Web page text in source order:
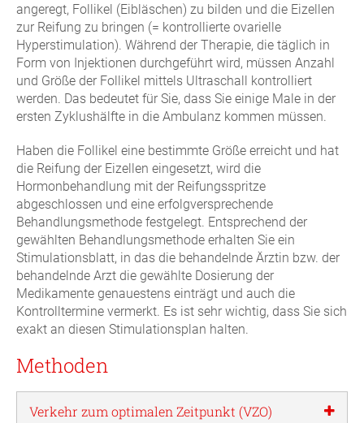
angeregt, Follikel (Eibläschen) zu bilden und die Eizellen
zur Reifung zu bringen (= kontrollierte ovarielle
Hyperstimulation). Während der Therapie, die täglich in
Form von Injektionen durchgeführt wird, müssen Anzahl
und Größe der Follikel mittels Ultraschall kontrolliert
werden. Das bedeutet für Sie, dass Sie einige Male in der
ersten Zyklushälfte in die Ambulanz kommen müssen.
Haben die Follikel eine bestimmte Größe erreicht und hat
die Reifung der Eizellen eingesetzt, wird die
Hormonbehandlung mit der Reifungsspritze
abgeschlossen und eine erfolgversprechende
Behandlungsmethode festgelegt. Entsprechend der
gewählten Behandlungsmethode erhalten Sie ein
Stimulationsblatt, in das die behandelnde Ärztin bzw. der
behandelnde Arzt die gewählte Dosierung der
Medikamente genauestens einträgt und auch die
Kontrolltermine vermerkt. Es ist sehr wichtig, dass Sie sich
exakt an diesen Stimulationsplan halten.
Methoden
Verkehr zum optimalen Zeitpunkt (VZO)